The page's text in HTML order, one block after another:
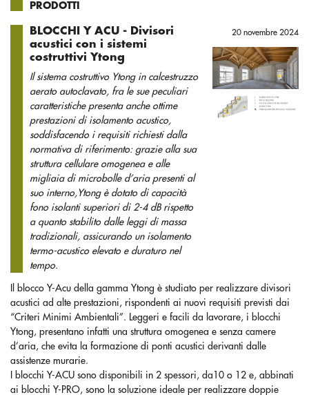
PRODOTTI
BLOCCHI Y ACU - Divisori
acustici con i sistemi
costruttivi Ytong
Il sistema costruttivo Ytong in calcestruzzo
aerato autoclavato, fra le sue peculiari
caratteristiche presenta anche ottime
prestazioni di isolamento acustico,
soddisfacendo i requisiti richiesti dalla
normativa di riferimento: grazie alla sua
struttura cellulare omogenea e alle
migliaia di microbolle d’aria presenti al
suo interno,Ytong è dotato di capacità
fono isolanti superiori di 2-4 dB rispetto
a quanto stabilito dalle leggi di massa
tradizionali, assicurando un isolamento
termo-acustico elevato e duraturo nel
tempo.
20 novembre 2024
Il blocco Y-Acu della gamma Ytong è studiato per realizzare divisori
acustici ad alte prestazioni, rispondenti ai nuovi requisiti previsti dai
“Criteri Minimi Ambientali”. Leggeri e facili da lavorare, i blocchi
Ytong, presentano infatti una struttura omogenea e senza camere
d’aria, che evita la formazione di ponti acustici derivanti dalle
assistenze murarie.
I blocchi Y-ACU sono disponibili in 2 spessori, da10 o 12 e, abbinati
ai blocchi Y-PRO, sono la soluzione ideale per realizzare doppie